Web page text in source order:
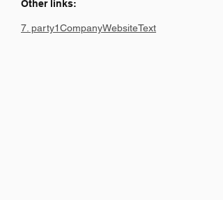
Other links:
7. party1CompanyWebsiteText